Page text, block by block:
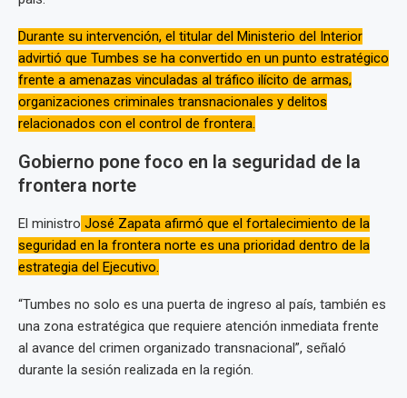
Durante su intervención, el titular del Ministerio del Interior
advirtió que Tumbes se ha convertido en un punto estratégico
frente a amenazas vinculadas al tráfico ilícito de armas,
organizaciones criminales transnacionales y delitos
relacionados con el control de frontera.
Gobierno pone foco en la seguridad de la
frontera norte
El ministro José Zapata afirmó que el fortalecimiento de la
seguridad en la frontera norte es una prioridad dentro de la
estrategia del Ejecutivo.
“Tumbes no solo es una puerta de ingreso al país, también es
una zona estratégica que requiere atención inmediata frente
al avance del crimen organizado transnacional”, señaló
durante la sesión realizada en la región.